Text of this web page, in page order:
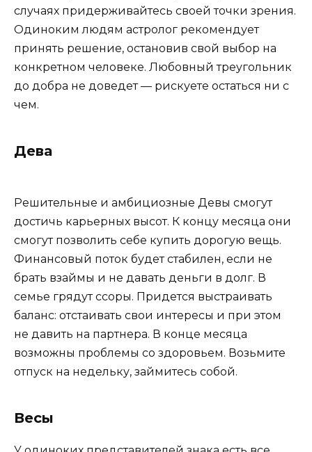
случаях придерживайтесь своей точки зрения.
Одиноким людям астролог рекомендует
принять решение, остановив свой выбор на
конкретном человеке. Любовный треугольник
до добра не доведет — рискуете остаться ни с
чем.
Дева
Решительные и амбициозные Девы смогут
достичь карьерных высот. К концу месяца они
смогут позволить себе купить дорогую вещь.
Финансовый поток будет стабилен, если не
брать взаймы и не давать деньги в долг. В
семье грядут ссоры. Придется выстраивать
баланс: отстаивать свои интересы и при этом
не давить на партнера. В конце месяца
возможны проблемы со здоровьем. Возьмите
отпуск на недельку, займитесь собой.
Весы